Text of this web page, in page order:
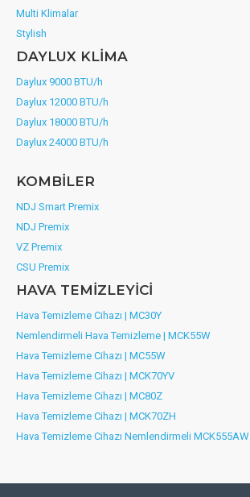
Multi Klimalar
Stylish
DAYLUX KLİMA
Daylux 9000 BTU/h
Daylux 12000 BTU/h
Daylux 18000 BTU/h
Daylux 24000 BTU/h
KOMBİLER
NDJ Smart Premix
NDJ Premix
VZ Premix
CSU Premix
HAVA TEMİZLEYİCİ
Hava Temizleme Cihazı | MC30Y
Nemlendirmeli Hava Temizleme | MCK55W
Hava Temizleme Cihazı | MC55W
Hava Temizleme Cihazı | MCK70YV
Hava Temizleme Cihazı | MC80Z
Hava Temizleme Cihazı | MCK70ZH
Hava Temizleme Cihazı Nemlendirmeli MCK555AW